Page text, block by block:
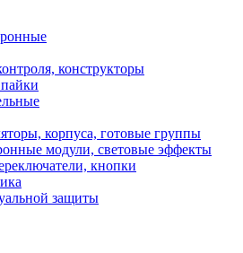
конструкторы
корпуса, готовые группы
модули, световые эффекты
кнопки
защиты